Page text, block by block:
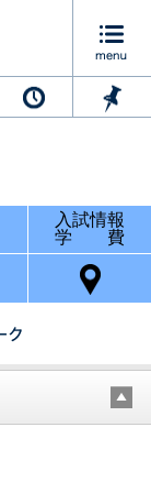
入試情報
学 費